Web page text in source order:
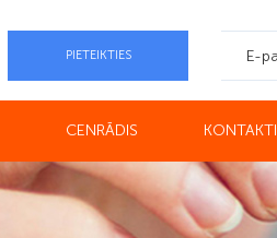
PIETEIKTIES E-
CENRĀDIS KONTAKTI